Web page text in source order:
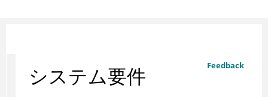
Feedback
システム要件